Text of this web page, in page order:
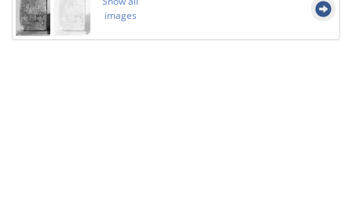
images